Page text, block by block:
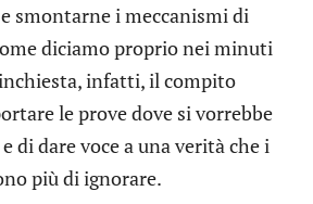
smontarne i meccanismi di
diciamo proprio nei minuti
infatti, il compito
le prove dove si vorrebbe
di dare voce a una verità che i
più di ignorare.